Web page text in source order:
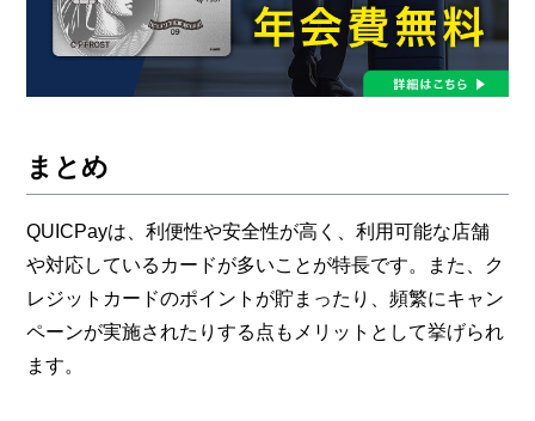
まとめ
QUICPayは、利便性や安全性が高く、利用可能な店舗
や対応しているカードが多いことが特長です。また、ク
レジットカードのポイントが貯まったり、頻繁にキャン
ペーンが実施されたりする点もメリットとして挙げられ
ます。